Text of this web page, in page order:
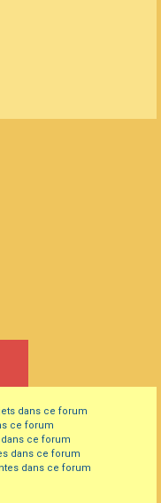
dans ce forum
ce forum
ce forum
dans ce forum
dans ce forum